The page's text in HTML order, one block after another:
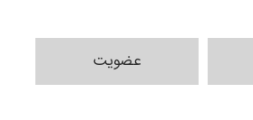
عضویت